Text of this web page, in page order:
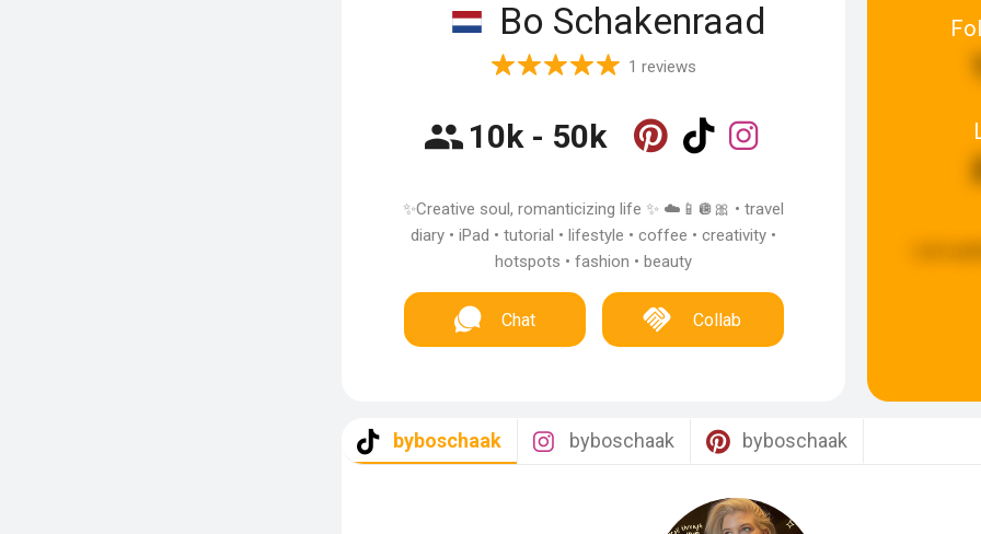
Bo Schakenraad
1 reviews
10k - 50k
✨Creative soul, romanticizing life ✨ ☁️📱🪩🎀 • travel
diary • iPad • tutorial • lifestyle • coffee • creativity •
hotspots • fashion • beauty
Chat Collab
byboschaak byboschaak byboschaak